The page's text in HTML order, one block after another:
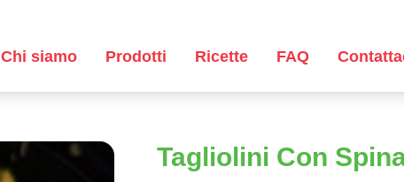
Chi siamo Prodotti Ricette FAQ
Tagliolini Con